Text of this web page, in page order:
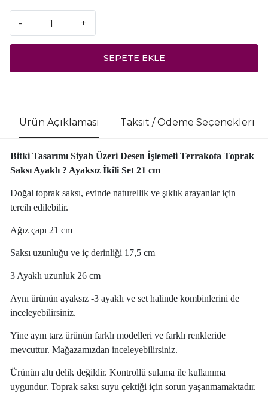
- +
SEPETE EKLE
Ürün Açıklaması Taksit / Ödeme Seçenekleri
Bitki Tasarımı Siyah Üzeri Desen İşlemeli Terrakota Toprak
Saksı Ayaklı ? Ayaksız İkili Set 21 cm
Doğal toprak saksı, evinde naturellik ve şıklık arayanlar için
tercih edilebilir.
Ağız çapı 21 cm
Saksı uzunluğu ve iç derinliği 17,5 cm
3 Ayaklı uzunluk 26 cm
Aynı ürünün ayaksız -3 ayaklı ve set halinde kombinlerini de
inceleyebilirsiniz.
Yine aynı tarz ürünün farklı modelleri ve farklı renkleride
mevcuttur. Mağazamızdan inceleyebilirsiniz.
Ürünün altı delik değildir. Kontrollü sulama ile kullanıma
uygundur. Toprak saksı suyu çektiği için sorun yaşanmamaktadır.